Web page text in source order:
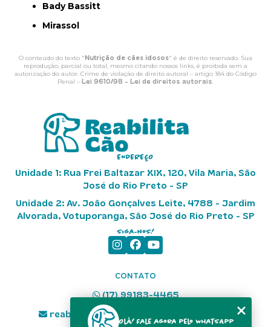
Bady Bassitt
Mirassol
O conteúdo do texto " Nutrição de cães idosos" é de direito reservado. Sua
reprodução, parcial ou total, mesmo citando nossos links, é proibida sem a
autorização do autor. Crime de violação de direito autoral – artigo 184 do Código
Penal – Lei 9610/98 - Lei de direitos autorais.
ENDEREÇO
Unidade 1: Rua Frei Baltazar XIX, 120, Vila Maria, São
José do Rio Preto - SP
Unidade 2: Av. João Gonçalves Leite, 4788 - Jardim
Alvorada, Votuporanga, São José do Rio Preto - SP
Siga-nos!
CONTATO
(17) 99183-4465
reabilitacao.fisioterapiavet@gmail.com
Olá! Fale agora pelo WhatsApp